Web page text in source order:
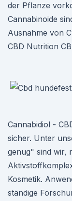
der Pflanze
Cannabinoide
Ausnahme von
CBD Nutrition
Cannabidiol -
sicher. Unter
genug" sind wir,
Kosmetik.
ständige